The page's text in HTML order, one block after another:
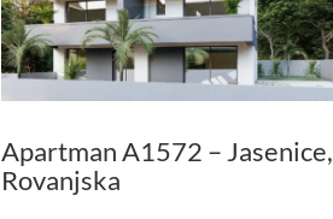
Apartman A1572 – Jasenice,
Rovanjska